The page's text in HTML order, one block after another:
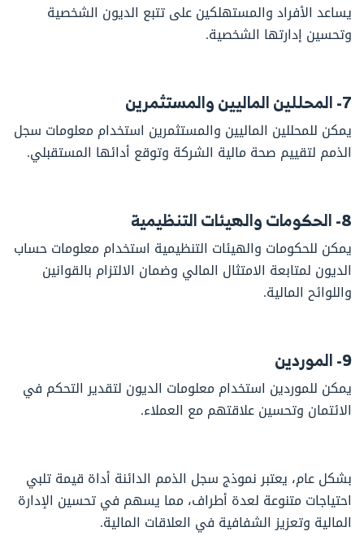
يساعد الأفراد والمستهلكين على تتبع الديون الشخصية
وتحسين إدارتها الشخصية.
7- المحللين الماليين والمستثمرين
يمكن للمحللين الماليين والمستثمرين استخدام معلومات سجل
الذمم لتقييم صحة مالية الشركة وتوقع أدائها المستقبلي.
8- الحكومات والهيئات التنظيمية
يمكن للحكومات والهيئات التنظيمية استخدام معلومات حساب
الديون لمتابعة الامتثال المالي وضمان الالتزام بالقوانين
واللوائح المالية.
9- الموردين
يمكن للموردين استخدام معلومات الديون لتقدير التحكم في
الائتمان وتحسين علاقتهم مع العملاء.
بشكل عام، يعتبر نموذج سجل الذمم الدائنة أداة قيمة تلبي
احتياجات متنوعة لعدة أطراف، مما يسهم في تحسين الإدارة
المالية وتعزيز الشفافية في العلاقات المالية.